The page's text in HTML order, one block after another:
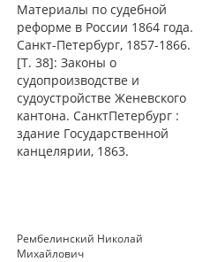
Материалы по судебной
реформе в России 1864 года.
Санкт-Петербург, 1857-1866.
[Т. 38]: Законы о
судопроизводстве и
судоустройстве Женевского
кантона. СанктПетербург :
здание Государственной
канцелярии, 1863.
Рембелинский Николай
Михайлович